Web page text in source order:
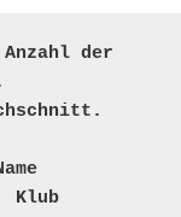
der
Klub